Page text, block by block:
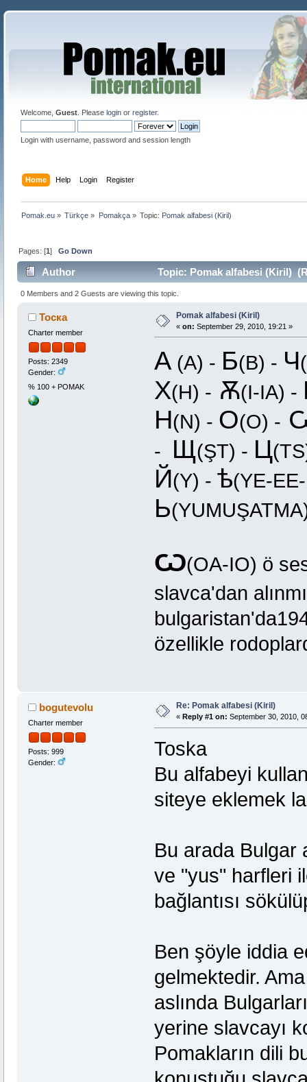
Welcome, Guest. Please loginor register.
Login with username, password and session length
Home Help Login Register
Pomak.eu » Türkçe » Pomakça» Topic: Pomak alfabesi (Kiril)
Pages: [1]Go Down
Author Topic: Pomak alfabesi (Kiril)
0 Members and 2 Guests are viewing this topic.
Тоска
Charter member
Posts: 2349
Gender:
% 100 + POMAK
Pomak alfabesi (Kiril)
« on: September 29, 2010, 19:21 »
А(A) - Б(B) - Ч
Х(H) - Ѫ(I-IA) -
Н(N) - О(O) -
- Щ(ŞT) - Ц
Й(Y) - ѣ(YE-
Ь
Ѡ(OA-IO) ö
slavca'dan
özellikle
bogutevolu
Charter member
Posts: 999
Gender:
Re: Pomak alfabesi (Kiril)
« Reply #1 on: September 30, 2010,
Toska
Bu alfabeyi
siteye eklemek
Bu arada Bulgar
ve "yus" harfleri
bağlantısı
Ben şöyle iddia
gelmektedir.
aslında
yerine slavcayı
Pomakların dili